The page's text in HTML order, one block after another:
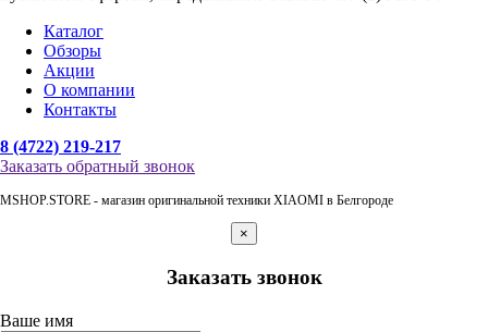
Каталог
Обзоры
Акции
О компании
Контакты
8 (4722) 219-217
Заказать обратный звонок
MSHOP.STORE - магазин оригинальной техники XIAOMI в Белгороде
×
Заказать звонок
Ваше имя